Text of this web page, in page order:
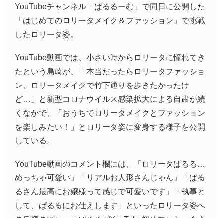
YouTubeチャンネル「ぱるるーむ」で同日に公開した
「はじめてのロリータメイク＆ファッション」で挑戦
したロリータ姿。
YouTube動画では、小さい時からロリータに憧れてき
たという島崎が、「本当だったらロリータファッショ
ン、ロリータメイクで竹下通りを歩きたかったけ
ど…」と新型コロナウイルス感染拡大による自粛が続
くなかで、「おうちでロリータメイクとファッション
を楽しみたい！」とロリータ姿に変身する様子を公開
している。
YouTube動画のコメント欄には、「ロリータぱるる…
めっちゃ可愛い」「リアルお人形さんじゃん」「ぱる
るさん最高にお嬢様って感じで可愛いです」「執事と
して、ぱるるにお仕えします」といったロリータ姿へ